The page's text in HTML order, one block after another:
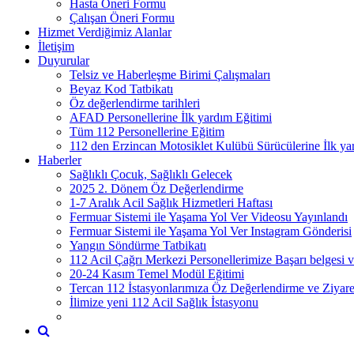
Hasta Öneri Formu
Çalışan Öneri Formu
Hizmet Verdiğimiz Alanlar
İletişim
Duyurular
Telsiz ve Haberleşme Birimi Çalışmaları
Beyaz Kod Tatbikatı
Öz değerlendirme tarihleri
AFAD Personellerine İlk yardım Eğitimi
Tüm 112 Personellerine Eğitim
112 den Erzincan Motosiklet Kulübü Sürücülerine İlk
Haberler
Sağlıklı Çocuk, Sağlıklı Gelecek
2025 2. Dönem Öz Değerlendirme
1-7 Aralık Acil Sağlık Hizmetleri Haftası
Fermuar Sistemi ile Yaşama Yol Ver Videosu Yayınlandı
Fermuar Sistemi ile Yaşama Yol Ver Instagram Gönderisi
Yangın Söndürme Tatbikatı
112 Acil Çağrı Merkezi Personellerimize Başarı belgesi
20-24 Kasım Temel Modül Eğitimi
Tercan 112 İstasyonlarımıza Öz Değerlendirme ve
İlimize yeni 112 Acil Sağlık İstasyonu